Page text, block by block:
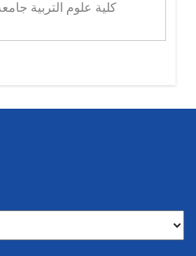
كلية علوم التربية